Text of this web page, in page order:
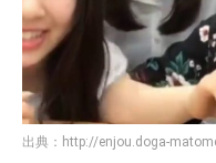
出典： http://enjou.doga-